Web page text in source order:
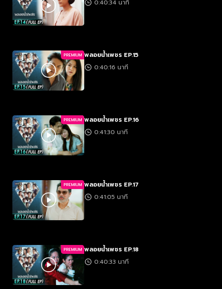
0:40:34 นาที
PREMIUM พลอยน้ำเพชร EP.15
0:40:16 นาที
PREMIUM พลอยน้ำเพชร EP.16
0:41:30 นาที
PREMIUM พลอยน้ำเพชร EP.17
0:41:05 นาที
PREMIUM พลอยน้ำเพชร EP.18
0:40:33 นาที